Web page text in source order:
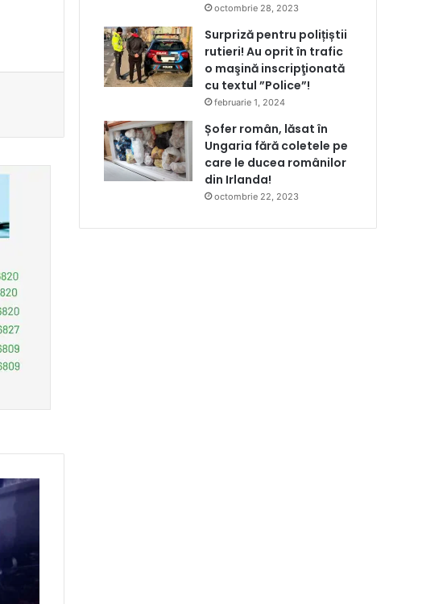
octombrie 28, 2023
Surpriză pentru polițiștii
rutieri! Au oprit în trafic
o maşină inscripţionată
cu textul ”Police”!
februarie 1, 2024
Șofer român, lăsat în
Ungaria fără coletele pe
care le ducea românilor
din Irlanda!
octombrie 22, 2023